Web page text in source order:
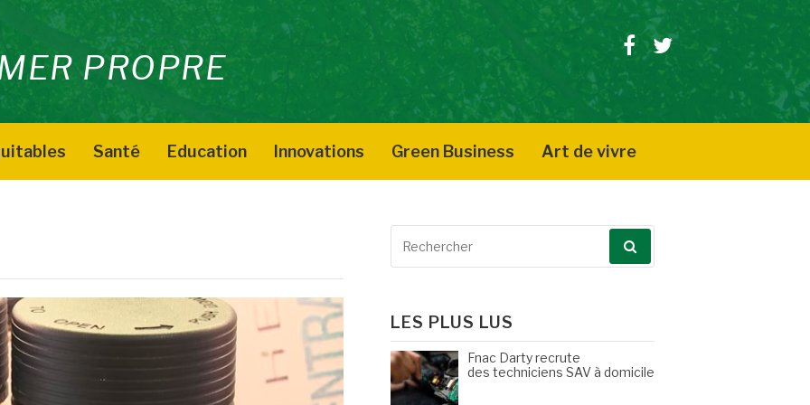
PROPRE
Facebook
Twitter
Santé Education Innovations Green Business Art de vivre
LES PLUS LUS
Fnac Darty recrute
des techniciens SAV à domicile